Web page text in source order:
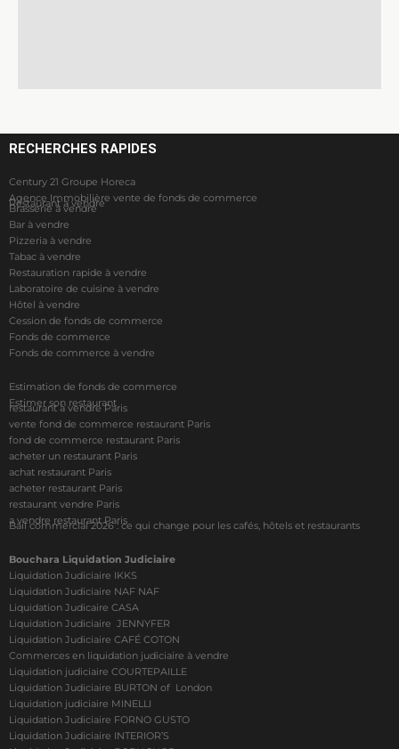
RECHERCHES RAPIDES
Century 21 Groupe Horeca
Agence Immobilière vente de fonds de commerce
Restaurant à vendre
Brasserie à vendre
Bar à vendre
Pizzeria à vendre
Tabac à vendre
Restauration rapide à vendre
Laboratoire de cuisine à vendre
Hôtel à vendre
Cession de fonds de commerce
Fonds de commerce
Fonds de commerce à vendre
Estimation de fonds de commerce
Estimer son restaurant
restaurant à vendre Paris
vente fond de commerce restaurant Paris
fond de commerce restaurant Paris
acheter un restaurant Paris
achat restaurant Paris
acheter restaurant Paris
restaurant vendre Paris
a vendre restaurant Paris
Bail commercial 2026 : ce qui change pour les cafés, hôtels et restaurants
Bouchara Liquidation Judiciaire
Liquidation Judiciaire IKKS
Liquidation Judiciaire NAF NAF
Liquidation Judicaire CASA
Liquidation Judiciaire JENNYFER
Liquidation Judiciaire CAFÉ COTON
Commerces en liquidation judiciaire à vendre
Liquidation judiciaire COURTEPAILLE
Liquidation Judiciaire BURTON of London
Liquidation judiciaire MINELLI
Liquidation Judiciaire FORNO GUSTO
Liquidation Judiciaire INTERIOR’S